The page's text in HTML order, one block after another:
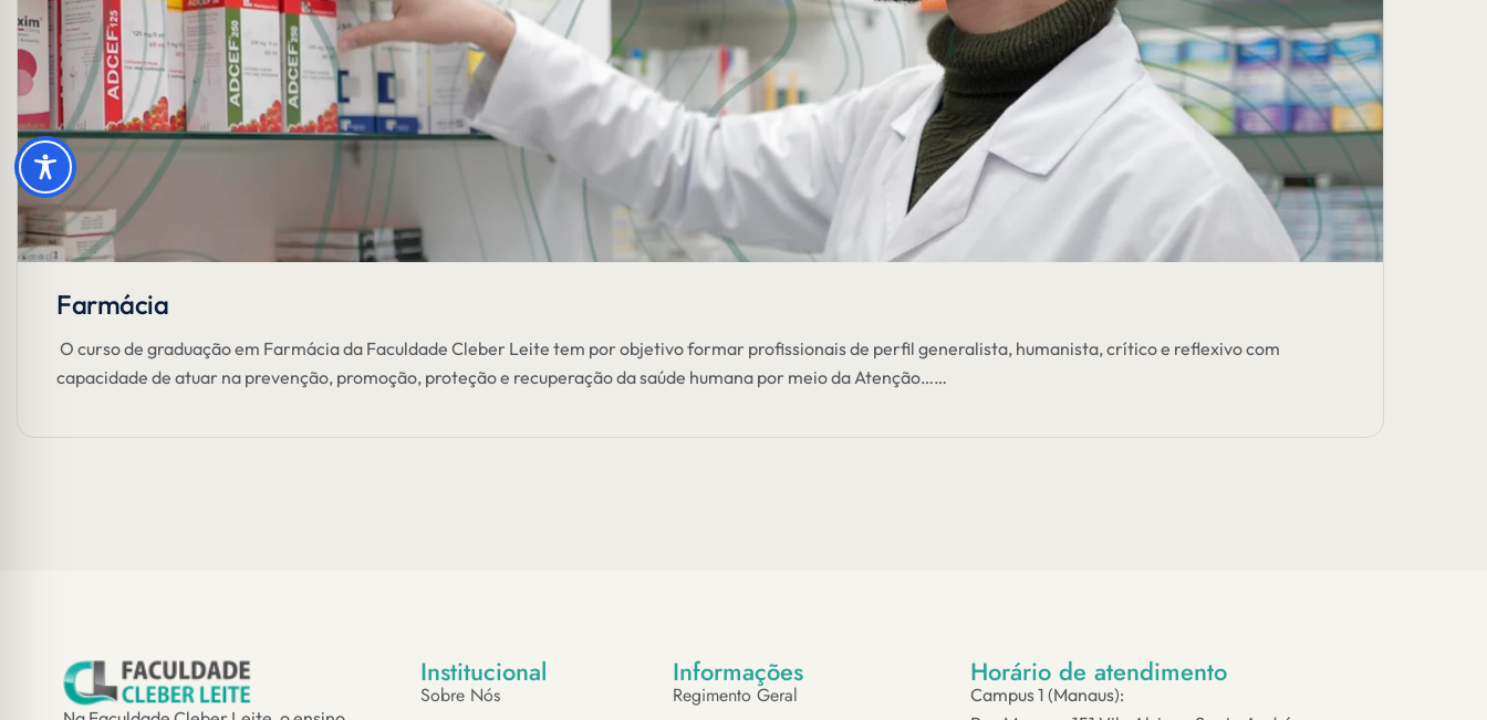
Farmácia
O curso de graduação em Farmácia da Faculdade Cleber Leite tem por objetivo formar profissionais de perfil generalista, humanista, crítico e reflexivo com
capacidade de atuar na prevenção, promoção, proteção e recuperação da saúde humana por meio da Atenção……
Institucional
Sobre Nós
Informações
Regimento Geral
Horário de atendimento
Campus 1 (Manaus):